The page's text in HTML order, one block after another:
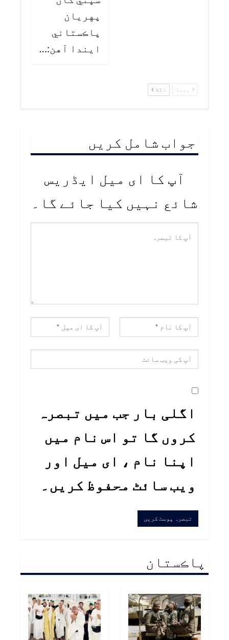
پهريان
پاڪستاني
ايندا آهن:…
پچھلا اگلا
جواب شامل کریں
آپ کا ای میل ایڈریس
شائع نہیں کیا جائے گا۔
اگلی بار جب میں تبصرہ
کروں گا تو اس نام میں
اپنا نام ، ای میل اور
ویب سائٹ محفوظ کریں۔
پاڪستان